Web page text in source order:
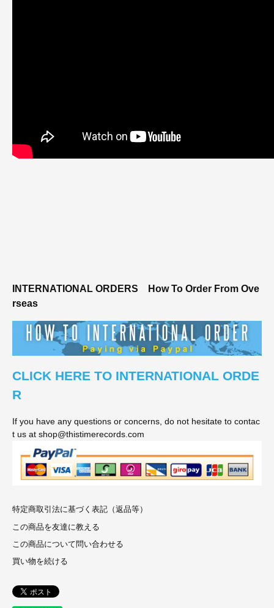
INTERNATIONAL ORDERS
How To Order From Ove
rseas
CLICK HERE TO INTERNATIONAL ORDE
R
If you have any questions or concerns, do not hesitate to contac
t us at shop@thistimerecords.com
特定商取引法に基づく表記（返品等）
この商品を友達に教える
この商品について問い合わせる
買い物を続ける